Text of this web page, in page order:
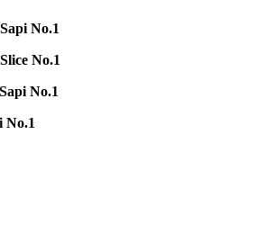
No.1
No.1
No.1
No.1